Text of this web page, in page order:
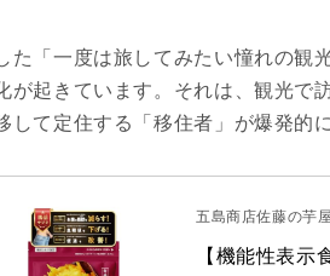
た「一度は旅してみたい憧れの観
が起きています。それは、観光で
して定住する「移住者」が爆発的
五島商店佐藤の芋屋
【機能性表